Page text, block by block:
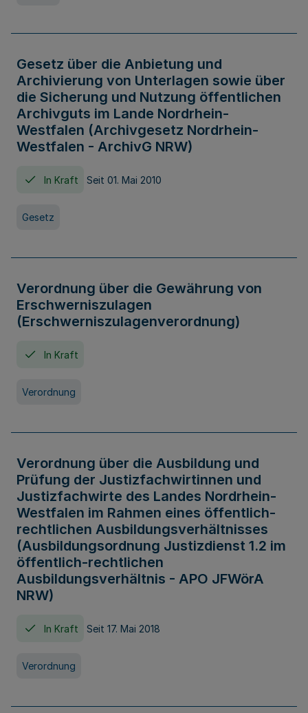
Gesetz über die Anbietung und
Archivierung von Unterlagen sowie über
die Sicherung und Nutzung öffentlichen
Archivguts im Lande Nordrhein-
Westfalen (Archivgesetz Nordrhein-
Westfalen - ArchivG NRW)
In Kraft Seit 01. Mai 2010
Gesetz
Verordnung über die Gewährung von
Erschwerniszulagen
(Erschwerniszulagenverordnung)
In Kraft
Verordnung
Verordnung über die Ausbildung und
Prüfung der Justizfachwirtinnen und
Justizfachwirte des Landes Nordrhein-
Westfalen im Rahmen eines öffentlich-
rechtlichen Ausbildungsverhältnisses
(Ausbildungsordnung Justizdienst 1.2 im
öffentlich-rechtlichen
Ausbildungsverhältnis - APO JFWörA
NRW)
In Kraft Seit 17. Mai 2018
Verordnung